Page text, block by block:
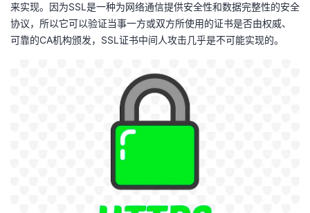
我
的
我
来实现。因为SSL是一种为网络通信提供安全性和数据完整性的安全
协议，所以它可以验证当事一方或双方所使用的证书是否由权威、
可靠的CA机构颁发，SSL证书中间人攻击几乎是不可能实现的。